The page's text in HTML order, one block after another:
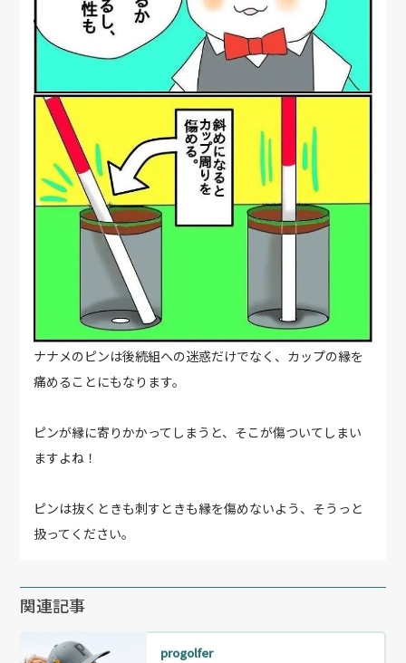
ナナメのピンは後続組への迷惑だけでなく、カップの縁を
痛めることにもなります。
ピンが縁に寄りかかってしまうと、そこが傷ついてしまい
ますよね！
ピンは抜くときも刺すときも縁を傷めないよう、そうっと
扱ってください。
関連記事
progolfer